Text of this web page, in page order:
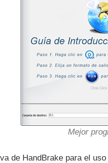
Mejor
de HandBrake para el uso